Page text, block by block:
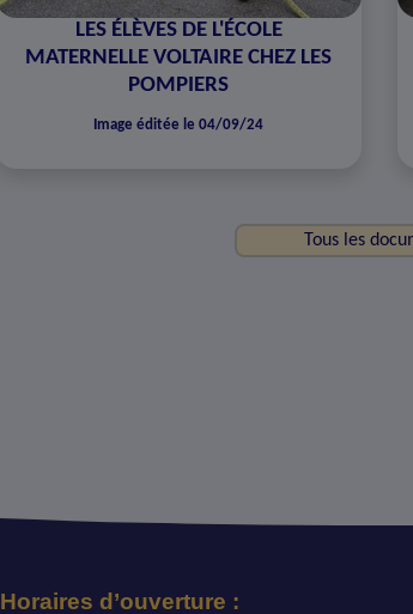
LES ÉLÈVES DE L'ÉCOLE
MATERNELLE VOLTAIRE CHEZ LES
POMPIERS
Image éditée le 04/09/24
Tous les
Horaires d’ouverture :